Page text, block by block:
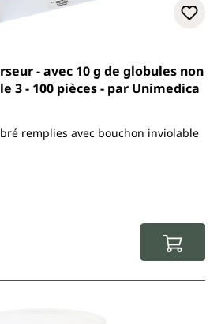
sur 5 étoiles
- avec 10 g de globules non
3 - 100 pièces - par Unimedica
remplies avec bouchon inviolable